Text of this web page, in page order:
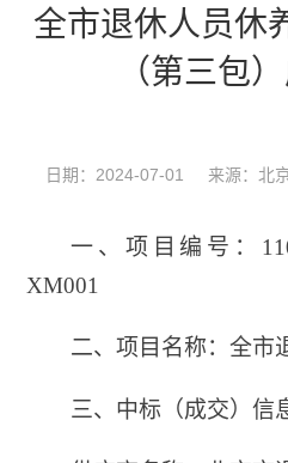
全市退休人员休
（第三包
日期：2024-07-01 来源：北
一、 项目编号：
XM001
二、项目名称：全市
三、中标（成交）信